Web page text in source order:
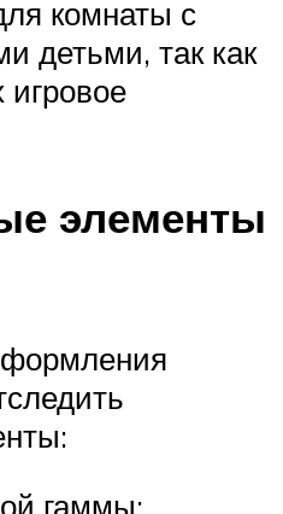
комнаты с
детьми, так как
игровое
элементы
гаммы;